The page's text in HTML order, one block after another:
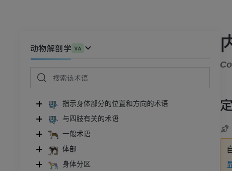
动物解剖学 VA
指示身体部分的位置和方向的术语
与四肢有关的术语
一般术语
体部
身体分区